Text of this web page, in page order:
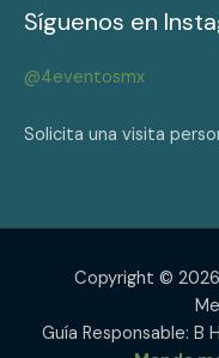
Síguenos en
@4eventosmx
Solicita una visita
Copyright ©
Guía Responsable: B